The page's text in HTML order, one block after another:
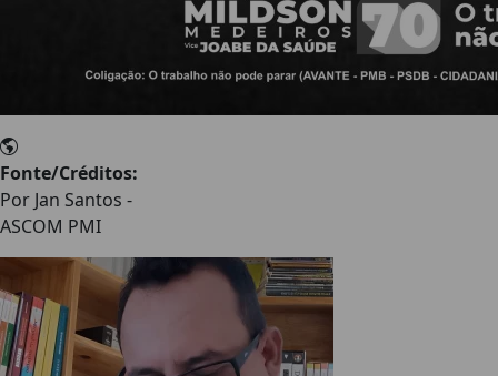
Fonte/Créditos:
Por Jan Santos -
ASCOM PMI